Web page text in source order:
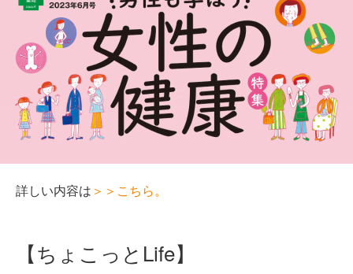
詳しい内容は ＞＞こちら。
【ちょこっとLife】